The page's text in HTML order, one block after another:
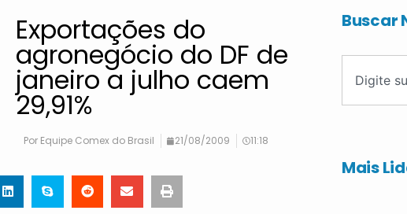
Exportações do
agronegócio do DF de
janeiro a julho caem
29,91%
Por Equipe Comex do Brasil 21/08/2009 11:18
Buscar
Mais